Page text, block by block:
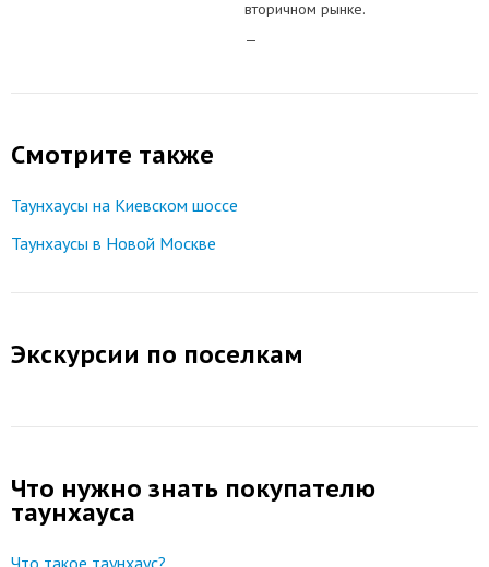
вторичном рынке.
—
Смотрите также
Таунхаусы на Киевском шоссе
Таунхаусы в Новой Москве
Экскурсии по поселкам
Что нужно знать покупателю
таунхауса
Что такое таунхаус?